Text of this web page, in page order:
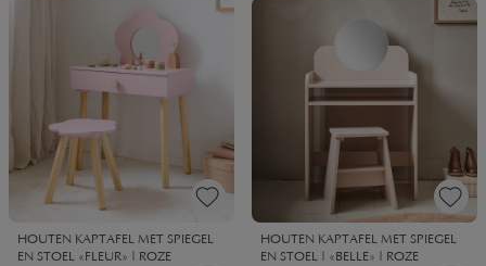
HOUTEN KAPTAFEL MET SPIEGEL
EN STOEL «FLEUR» | ROZE
HOUTEN KAPTAFEL MET SPIEGEL
EN STOEL | «BELLE» | ROZE